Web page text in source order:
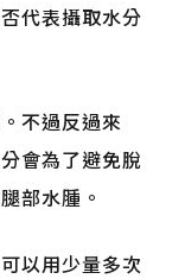
代表攝取水分
不過反過來
會為了避免脫
部水腫。
以用少量多次